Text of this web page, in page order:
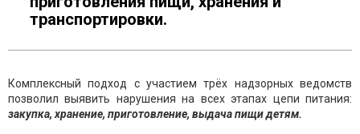
транспортировки.
Комплексный подход с участием трёх надзорных ведомств
позволил выявить нарушения на всех этапах цепи питания:
закупка, хранение, приготовление, выдача пищи детям.